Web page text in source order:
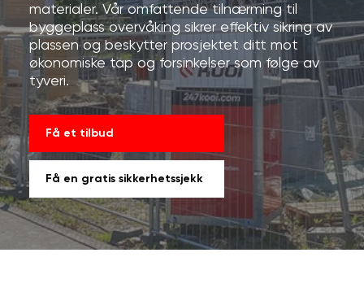
materialer. Vår omfattende tilnærming til
byggeplass overvåking sikrer effektiv sikring av
plassen og beskytter prosjektet ditt mot
økonomiske tap og forsinkelser som følge av
tyveri.
Få et tilbud
Få en gratis sikkerhetssjekk